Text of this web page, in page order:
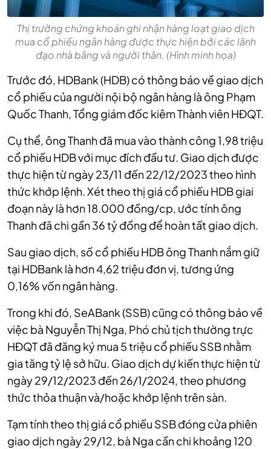
Thị trường chứng khoán ghi nhận hàng loạt giao dịch
mua cổ phiếu ngân hàng được thực hiện bởi các lãnh
đạo nhà băng và người thân. (Hình minh họa)
Trước đó, HDBank (HDB) có thông báo về giao dịch
cổ phiếu của người nội bộ ngân hàng là ông Phạm
Quốc Thanh, Tổng giám đốc kiêm Thành viên HĐQT.
Cụ thể, ông Thanh đã mua vào thành công 1,98 triệu
cổ phiếu HDB với mục đích đầu tư. Giao dịch được
thực hiện từ ngày 23/11 đến 22/12/2023 theo hình
thức khớp lệnh. Xét theo thị giá cổ phiếu HDB giai
đoạn này là hơn 18.000 đồng/cp, ước tính ông
Thanh đã chi gần36 tỷ đồng để hoàn tất giao dịch.
Sau giao dịch, số cổ phiếu HDB ông Thanh nắm giữ
tại HDBank là hơn 4,62 triệu đơn vị, tương ứng
0,16% vốn ngân hàng.
Trong khi đó, SeABank (SSB) cũng có thông báo về
việc bà Nguyễn Thị Nga, Phó chủ tịch thường trực
HĐQT đã đăng ký mua 5 triệu cổ phiếu SSB nhằm
gia tăng tỷ lệ sở hữu. Giao dịch dự kiến thực hiện từ
ngày 29/12/2023 đến 26/1/2024, theo phương
thức thỏa thuận và/hoặc khớp lệnh trên sàn.
Tạm tính theo thị giá cổ phiếu SSB đóng cửa phiên
giao dịch ngày 29/12, bà Nga cần chi khoảng120